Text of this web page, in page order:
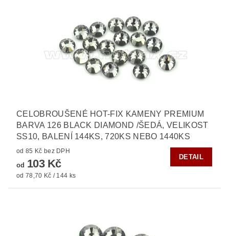
CELOBROUŠENÉ HOT-FIX KAMENY PREMIUM
BARVA 126 BLACK DIAMOND /ŠEDÁ, VELIKOST
SS10, BALENÍ 144KS, 720KS NEBO 1440KS
od 85 Kč bez DPH
od 103 Kč
od 78,70 Kč / 144 ks
DETAIL